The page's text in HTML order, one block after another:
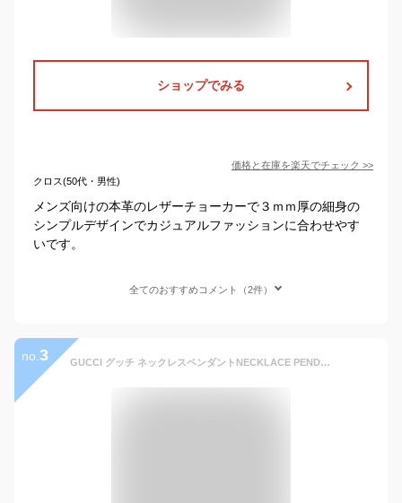
ショップでみる
価格と在庫を楽天でチェック >>
クロス(50代・男性)
メンズ向けの本革のレザーチョーカーで３ｍｍ厚の細身の
シンプルデザインでカジュアルファッションに合わせやす
いです。
全てのおすすめコメント（2件）
no. 3 GUCCI グッチ ネックレスペンダントNECKLACE PENDANT8163 ラウンドGプレート レザーチョーカーメンズ レディース 男女兼用Gライン抜きロゴコインプレート